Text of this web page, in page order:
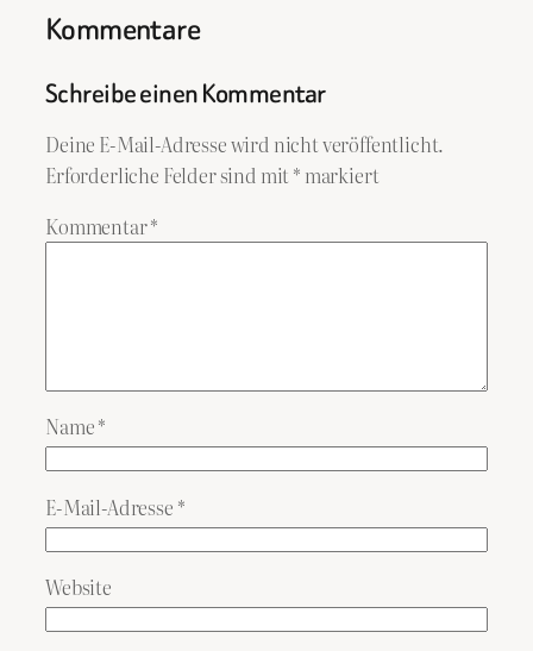
Kommentare
Schreibe einen Kommentar
Deine E-Mail-Adresse wird nicht veröffentlicht.
Erforderliche Felder sind mit* markiert
Kommentar*
Name*
E-Mail-Adresse *
Website